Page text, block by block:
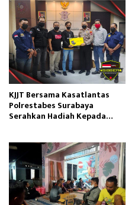
KJJT Bersama Kasatlantas
Polrestabes Surabaya
Serahkan Hadiah Kepada